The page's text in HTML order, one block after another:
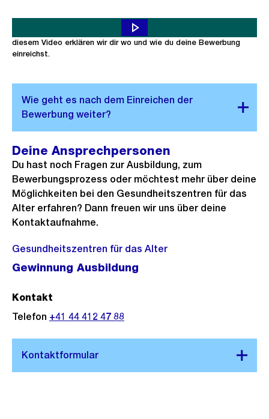
Du möchtest dich auf eine Lehrstelle bei uns bewerben? Toll! In
diesem Video erklären wir dir wo und wie du deine Bewerbung
einreichst.
Deine Ansprechpersonen
Du hast noch Fragen zur Ausbildung, zum
Bewerbungsprozess oder möchtest mehr über deine
Möglichkeiten bei den Gesundheitszentren für das
Alter erfahren? Dann freuen wir uns über deine
Kontaktaufnahme.
Gesundheitszentren für das Alter
Gewinnung Ausbildung
Kontakt
Telefon +41 44 412 47 88